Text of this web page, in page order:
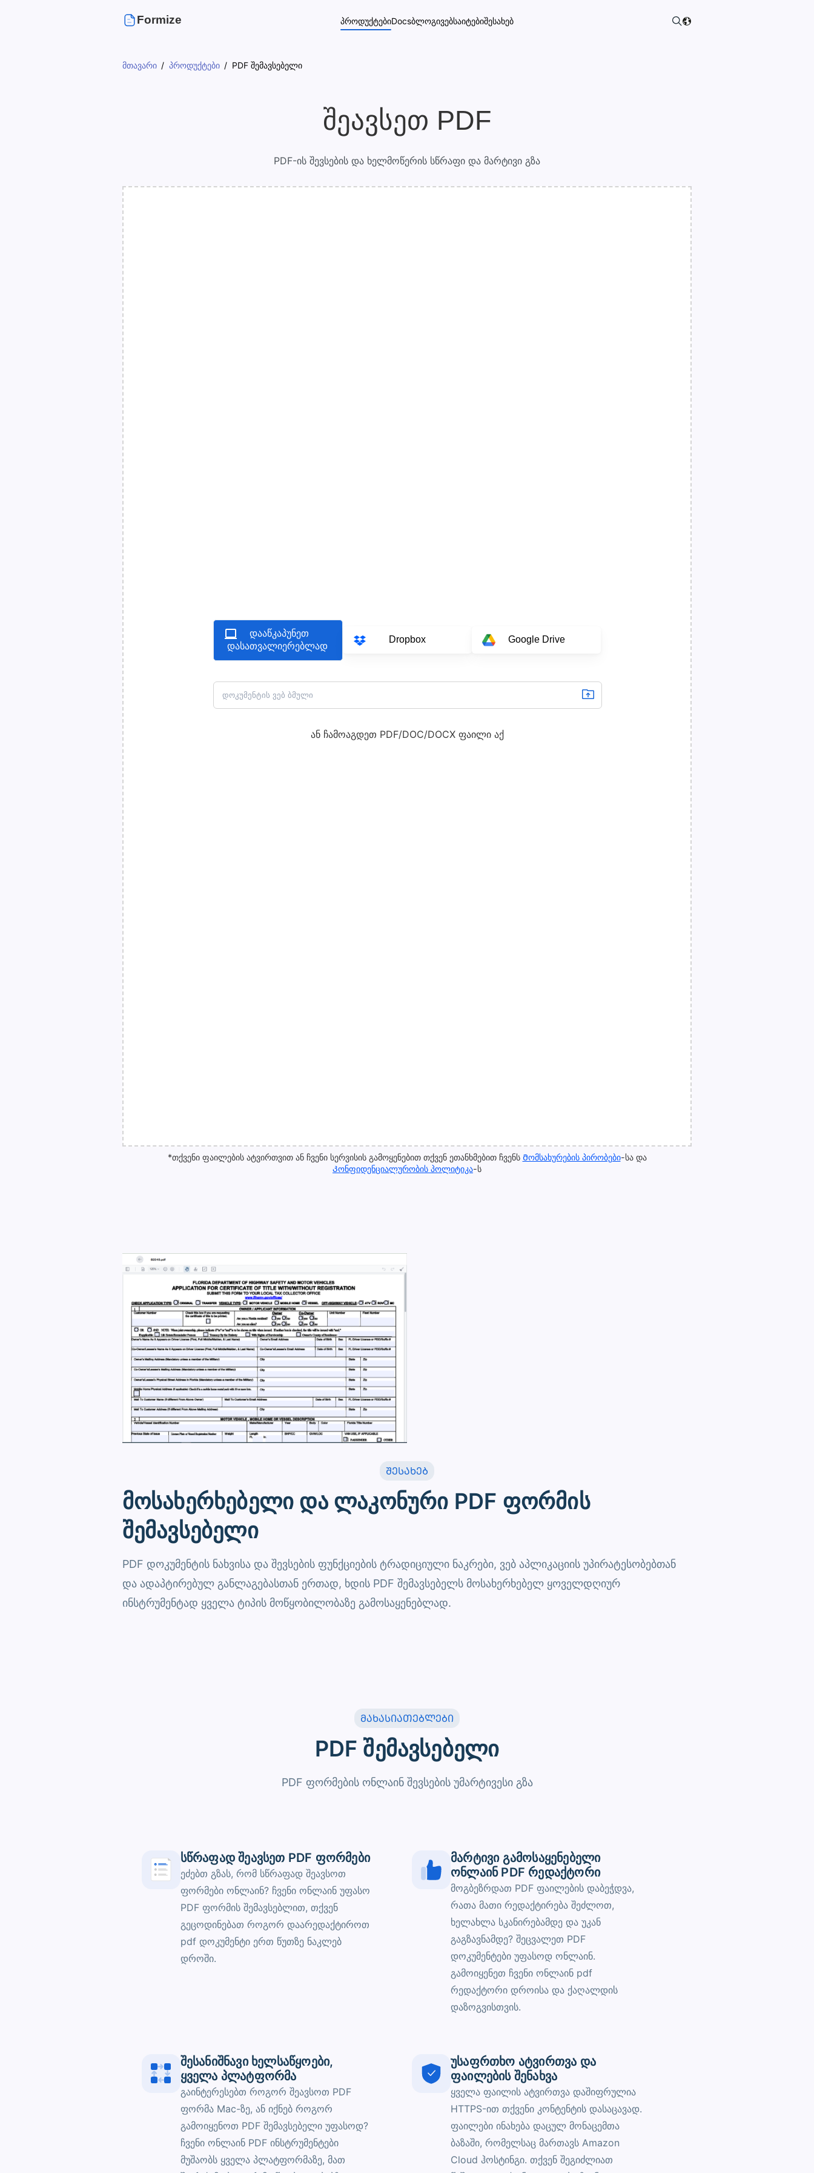
Formize პროდუქტებიDocsბლოგივებსაიტებიშესახებ
მთავარი პროდუქტები PDF შემავსებელი
შეავსეთ PDF
PDF-ის შევსების და ხელმოწერის სწრაფი და მარტივი გზა
დააწკაპუნეთ
დასათვალიერებლად
Dropbox Google Drive
ან ჩამოაგდეთ PDF/DOC/DOCX ფაილი აქ
*თქვენი ფაილების ატვირთვით ან ჩვენი სერვისის გამოყენებით თქვენ ეთანხმებით ჩვენს Მომსახურების პირობები-სა და
Კონფიდენციალურობის პოლიტიკა-ს
ᲨᲔᲡᲐᲮᲔᲑ
მოსახერხებელი და ლაკონური PDF ფორმის
შემავსებელი
PDF დოკუმენტის ნახვისა და შევსების ფუნქციების ტრადიციული ნაკრები, ვებ აპლიკაციის უპირატესობებთან
და ადაპტირებულ განლაგებასთან ერთად, ხდის PDF შემავსებელს მოსახერხებელ ყოველდღიურ
ინსტრუმენტად ყველა ტიპის მოწყობილობაზე გამოსაყენებლად.
ᲛᲐᲮᲐᲡᲘᲐᲗᲔᲑᲚᲔᲑᲘ
PDF შემავსებელი
PDF ფორმების ონლაინ შევსების უმარტივესი გზა
სწრაფად შეავსეთ PDF ფორმები
ეძებთ გზას, რომ სწრაფად შეავსოთ
ფორმები ონლაინ? ჩვენი ონლაინ უფასო
PDF ფორმის შემავსებლით, თქვენ
გეცოდინებათ როგორ დაარედაქტიროთ
pdf დოკუმენტი ერთ წუთზე ნაკლებ
დროში.
მარტივი გამოსაყენებელი
ონლაინ PDF რედაქტორი
მოგბეზრდათ PDF ფაილების დაბეჭდვა,
რათა მათი რედაქტირება შეძლოთ,
ხელახლა სკანირებამდე და უკან
გაგზავნამდე? შეცვალეთ PDF
დოკუმენტები უფასოდ ონლაინ.
გამოიყენეთ ჩვენი ონლაინ pdf
რედაქტორი დროისა და ქაღალდის
დაზოგვისთვის.
შესანიშნავი ხელსაწყოები,
ყველა პლატფორმა
გაინტერესებთ როგორ შეავსოთ PDF
ფორმა Mac-ზე, ან იქნებ როგორ
გამოიყენოთ PDF შემავსებელი უფასოდ?
ჩვენი ონლაინ PDF ინსტრუმენტები
მუშაობს ყველა პლატფორმაზე, მათ
უსაფრთხო ატვირთვა და
ფაილების შენახვა
ყველა ფაილის ატვირთვა დაშიფრულია
HTTPS-ით თქვენი კონტენტის დასაცავად.
ფაილები ინახება დაცულ მონაცემთა
ბაზაში, რომელსაც მართავს Amazon
Cloud ჰოსტინგი. თქვენ შეგიძლიათ